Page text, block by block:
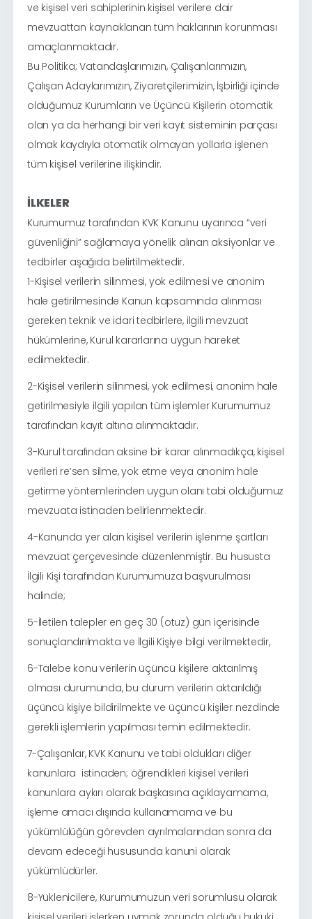
ve kişisel veri sahiplerinin kişisel verilere dair
mevzuattan kaynaklanan tüm haklarının korunması
amaçlanmaktadır.
Bu Politika; Vatandaşlarımızın, Çalışanlarımızın,
Çalışan Adaylarımızın, Ziyaretçilerimizin, İşbirliği içinde
olduğumuz Kurumların ve Üçüncü Kişilerin otomatik
olan ya da herhangi bir veri kayıt sisteminin parçası
olmak kaydıyla otomatik olmayan yollarla işlenen
tüm kişisel verilerine ilişkindir.
İLKELER
Kurumumuz tarafından KVK Kanunu uyarınca “veri
güvenliğini” sağlamaya yönelik alınan aksiyonlar ve
tedbirler aşağıda belirtilmektedir.
1-Kişisel verilerin silinmesi, yok edilmesi ve anonim
hale getirilmesinde Kanun kapsamında alınması
gereken teknik ve idari tedbirlere, ilgili mevzuat
hükümlerine, Kurul kararlarına uygun hareket
edilmektedir.
2-Kişisel verilerin silinmesi, yok edilmesi, anonim hale
getirilmesiyle ilgili yapılan tüm işlemler Kurumumuz
tarafından kayıt altına alınmaktadır.
3-Kurul tarafından aksine bir karar alınmadıkça, kişisel
verileri re’sen silme, yok etme veya anonim hale
getirme yöntemlerinden uygun olanı tabi olduğumuz
mevzuata istinaden belirlenmektedir.
4-Kanunda yer alan kişisel verilerin işlenme şartları
mevzuat çerçevesinde düzenlenmiştir. Bu hususta
İlgili Kişi tarafından Kurumumuza başvurulması
halinde;
5-İletilen talepler en geç 30 (otuz) gün içerisinde
sonuçlandırılmakta ve İlgili Kişiye bilgi verilmektedir,
6-Talebe konu verilerin üçüncü kişilere aktarılmış
olması durumunda, bu durum verilerin aktarıldığı
üçüncü kişiye bildirilmekte ve üçüncü kişiler nezdinde
gerekli işlemlerin yapılması temin edilmektedir.
7-Çalışanlar, KVK Kanunu ve tabi oldukları diğer
kanunlara istinaden; öğrendikleri kişisel verileri
kanunlara aykırı olarak başkasına açıklayamama,
işleme amacı dışında kullanamama ve bu
yükümlülüğün görevden ayrılmalarından sonra da
devam edeceği hususunda kanuni olarak
yükümlüdürler.
8-Yüklenicilere, Kurumumuzun veri sorumlusu olarak